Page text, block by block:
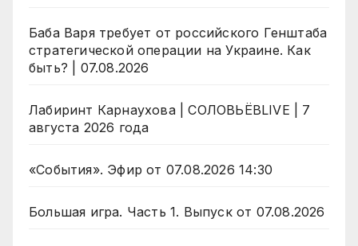
Баба Варя требует от российского Генштаба
стратегической операции на Украине. Как
быть? | 07.08.2026
Лабиринт Карнаухова | СОЛОВЬЁВLIVE | 7
августа 2026 года
«События». Эфир от 07.08.2026 14:30
Большая игра. Часть 1. Выпуск от 07.08.2026